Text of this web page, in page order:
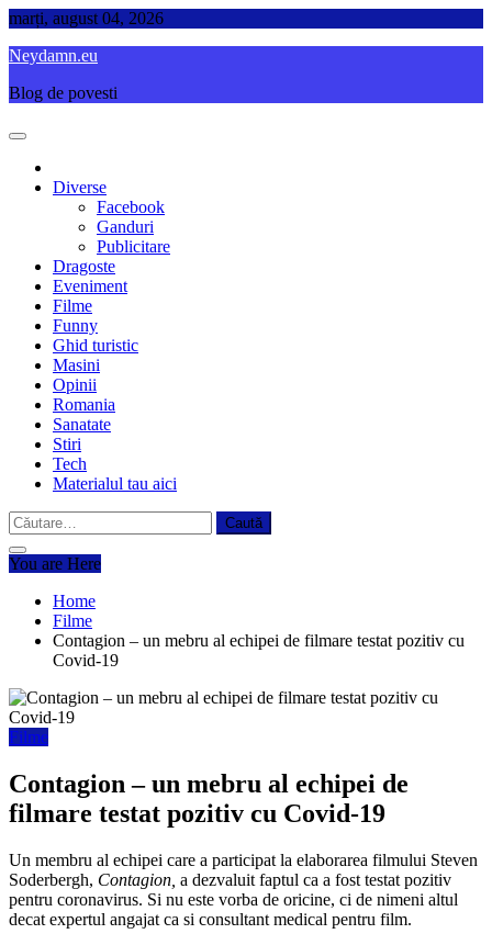
Skip
content
marți, august 04, 2026
Neydamn.eu
Blog de povesti
Diverse
Facebook
Ganduri
Publicitare
Dragoste
Eveniment
Filme
Funny
Ghid turistic
Masini
Opinii
Romania
Sanatate
Stiri
Tech
Materialul tau aici
Caută
după:
You are Here
Home
Filme
Contagion – un mebru al echipei de filmare testat pozitiv cu
Covid-19
Filme
Contagion – un mebru al echipei de
filmare testat pozitiv cu Covid-19
Un membru al echipei care a participat la elaborarea filmului Steven
Soderbergh, Contagion, a dezvaluit faptul ca a fost testat pozitiv
pentru coronavirus. Si nu este vorba de oricine, ci de nimeni altul
decat expertul angajat ca si consultant medical pentru film.